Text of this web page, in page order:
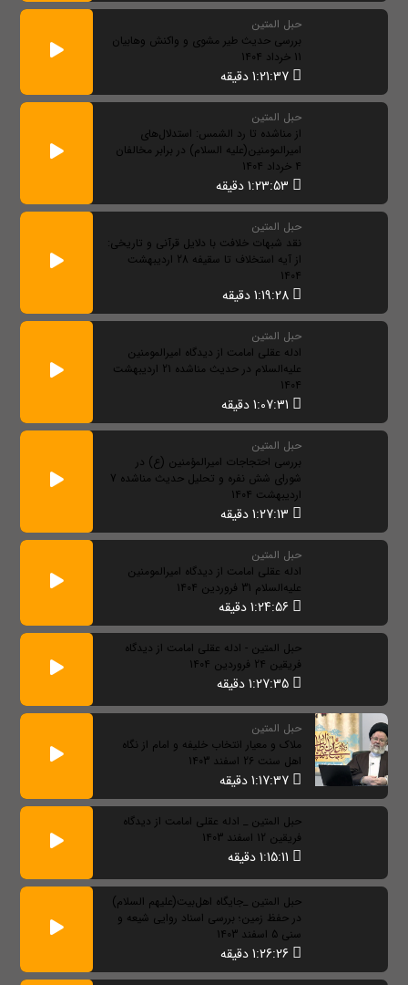
حبل المتین
بررسی حدیث طیر مشوی و واکنش وهابیان
11 خرداد 1404
حبل المتین
از مناشده تا رد الشمس: استدلال‌های
امیرالمومنین(علیه السلام) در برابر مخالفان
4 خرداد 1404
حبل المتین
نقد شبهات خلافت با دلایل قرآنی و تاریخی:
از آیه استخلاف تا سقیفه 28 اردیبهشت
1404
حبل المتین
ادله عقلی امامت از دیدگاه امیرالمومنین
علیه‌السلام در حدیث مناشده 21 اردیبهشت
1404
حبل المتین
بررسی احتجاجات امیرالمؤمنین (ع) در
شورای شش نفره و تحلیل حدیث مناشده 7
اردیبهشت 1404
حبل المتین
ادله عقلی امامت از دیدگاه امیرالمومنین
علیه‌السلام 31 فروردین 1404
حبل المتین - ادله عقلی امامت از دیدگاه
فریقین 24 فروردین 1404
حبل المتین
ملاک و معیار انتخاب خلیفه و امام از نگاه
اهل سنت 26 اسفند 1403
حبل المتین _ ادله عقلی امامت از دیدگاه
فریقین 12 اسفند 1403
حبل المتین _جایگاه اهل‌بیت(علیهم السلام)
در حفظ زمین؛ بررسی اسناد روایی شیعه و
سنی 5 اسفند 1403